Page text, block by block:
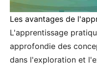
Les avantages de
L'apprentissage
approfondie des
dans l'exploration et